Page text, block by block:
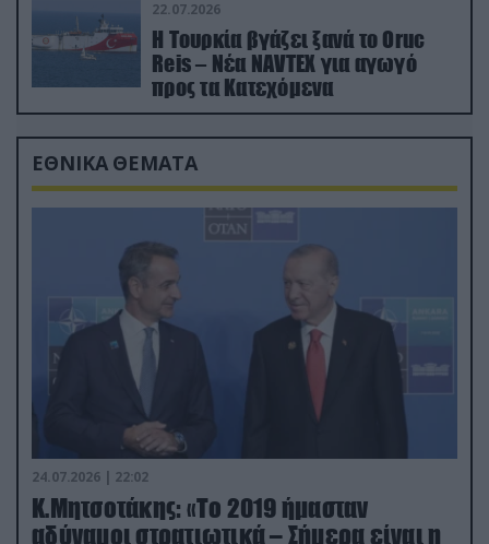
22.07.2026
Η Τουρκία βγάζει ξανά το Oruc
Reis – Νέα NAVTEX για αγωγό
προς τα Κατεχόμενα
ΕΘΝΙΚΑ ΘΕΜΑΤΑ
24.07.2026 | 22:02
Κ.Μητσοτάκης: «Το 2019 ήμασταν
αδύναμοι στρατιωτικά – Σήμερα είναι η